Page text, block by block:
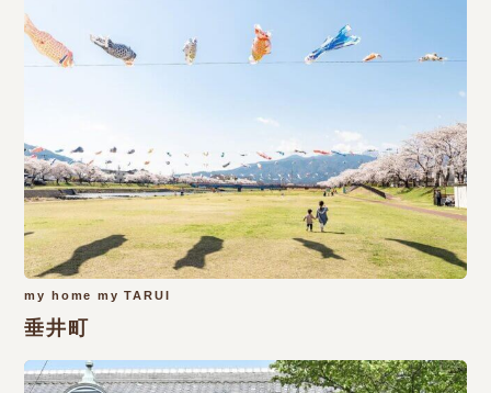
my home my TARUI
垂井町